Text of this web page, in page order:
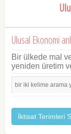
Ulusal Ekonomi
Bir ülkede mal
yeniden üretim
İktisat Terimleri